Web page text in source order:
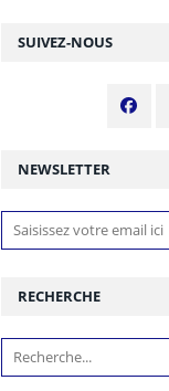
NEWSLETTER
SUIVEZ-NOUS
RECHERCHE